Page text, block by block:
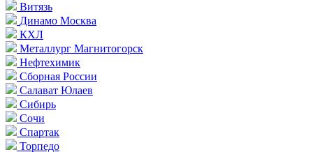
Витязь
Динамо Москва
КХЛ
Металлург Магнитогорск
Нефтехимик
Сборная России
Салават Юлаев
Сибирь
Сочи
Спартак
Торпедо